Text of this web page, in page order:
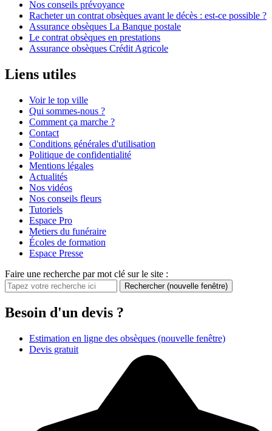
Nos conseils prévoyance
Racheter un contrat obsèques avant le décès : est-ce possible ?
Assurance obsèques La Banque postale
Le contrat obsèques en prestations
Assurance obsèques Crédit Agricole
Liens utiles
Voir le top ville
Qui sommes-nous ?
Comment ça marche ?
Contact
Conditions générales d'utilisation
Politique de confidentialité
Mentions légales
Actualités
Nos vidéos
Nos conseils fleurs
Tutoriels
Espace Pro
Metiers du funéraire
Écoles de formation
Espace Presse
Faire une recherche par mot clé sur le site :
Rechercher (nouvelle fenêtre)
Besoin d'un devis ?
Estimation en ligne des obsèques (nouvelle fenêtre)
Devis gratuit